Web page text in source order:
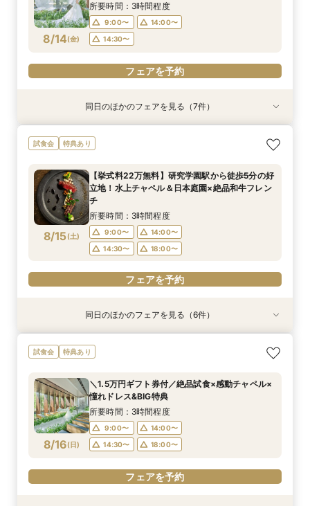
8/13(木)
14:30〜
フェアを予約
8/13(木) 18:00〜
フェアを予約
8/13(木) 14:30〜
フェアを予約
8/13(木) 14:30〜 18:00〜
フェアを予約
8/13(木) 14:30〜
フェアを予約
8/13(木) 14:30〜
フェアを予約
8/14(金)
所要時間：3時間程度
9:00〜
14:00〜
14:30〜
フェアを予約
特典あり
8/14(金)
*＊美食堪能フェア＊*贅沢和フレンチ無料試食×
四季の彩る全館見学&貸切邸宅ツアー♪
12:00〜
13:00〜
16:00〜
フェアを予約
特典あり
8/14(金)
【和婚をお考えの方へ】1stステップ相談会◎挙
式会場見学&「和」の演出体験♪常陸牛と旬のお魚
写真などおふたりの希望をじっくり伺い専属プラ
ンナーがご提案♪
所要時間：3時間程度
14:30〜
フェアを予約
8/14(金)
【タイパ重視！60分で完結◎】会場案内＆相談
会
9:00〜
14:00〜
フェアを予約
特典あり
8/14(金)
【6名～30名の少人数婚】挙式＆会食Newプラ
ン誕生！無料試食付
9:00〜
14:00〜
フェアを予約
8/14(金)
【2件目以降に】ふたりの悩みを解消！徹底比較
相談会
9:00〜
14:00〜
フェアを予約
特典あり
8/14(金)
【1件目がお得】1stステップ相談&試食×予算相談
*ギフト券プレゼント
9:00〜
14:00〜
フェアを予約
特典あり
8/14(金)
＼茨城人気3会場一気に見学！／憧れ花嫁体験×
贅沢フィレ試食◎
9:00〜
14:00〜
フェアを予約
同日のほかのフェアを見る（7件）
試食会 特典あり
8/15(土)
【挙式料22万無料】研究学園駅から徒歩5分の好
立地！水上チャペル＆日本庭園×絶品和牛フレン
チ
所要時間：3時間程度
9:00〜
14:00〜
14:30〜
18:00〜
フェアを予約
特典あり
8/15(土)
【和婚をお考えの方へ】1stステップ相談会◎挙
式会場見学&「和」の演出体験♪常陸牛と旬のお魚
写真などおふたりの希望をじっくり伺い専属プラ
ンナーがご提案♪
所要時間：3時間程度
14:30〜
フェアを予約
8/15(土)
【タイパ重視！60分で完結◎】会場案内＆相談
会
9:00〜
14:00〜
18:00〜
フェアを予約
特典あり
8/15(土)
【6名～30名の少人数婚】挙式＆会食Newプラ
ン誕生！無料試食付
9:00〜
14:00〜
14:30〜
フェアを予約
8/15(土)
【2件目以降に】ふたりの悩みを解消！徹底比較
相談会
9:00〜
14:00〜
14:30〜
18:00〜
フェアを予約
特典あり
8/15(土)
【1件目がお得】1stステップ相談&試食×予算相談
*ギフト券プレゼント
9:00〜
14:00〜
14:30〜
フェアを予約
特典あり
8/15(土)
＼茨城人気3会場一気に見学！／憧れ花嫁体験×
贅沢フィレ試食◎
9:00〜
14:00〜
14:30〜
フェアを予約
同日のほかのフェアを見る（6件）
試食会 特典あり
8/16(日)
＼1.5万円ギフト券付／絶品試食×感動チャペル×
憧れドレス&BIG特典
所要時間：3時間程度
9:00〜
14:00〜
14:30〜
18:00〜
フェアを予約